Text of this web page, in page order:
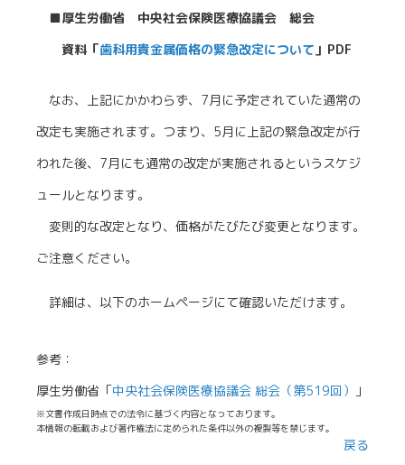
■厚生労働省 中央社会保険医療協議会 総会
資料「歯科用貴金属価格の緊急改定について 」PDF
なお、上記にかかわらず、7月に予定されていた通常の
改定も実施されます。つまり、5月に上記の緊急改定が行
われた後、7月にも通常の改定が実施されるというスケジ
ュールとなります。
変則的な改定となり、価格がたびたび変更となります。
ご注意ください。
詳細は、以下のホームページにて確認いただけます。
参考：
厚生労働省「中央社会保険医療協議会 総会（第519回） 」
※文書作成日時点での法令に基づく内容となっております。
本情報の転載および著作権法に定められた条件以外の複製等を禁じます。
戻る